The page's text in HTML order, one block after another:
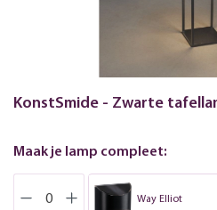
KonstSmide - Zwarte
Maak je lamp compleet:
Way Elliot